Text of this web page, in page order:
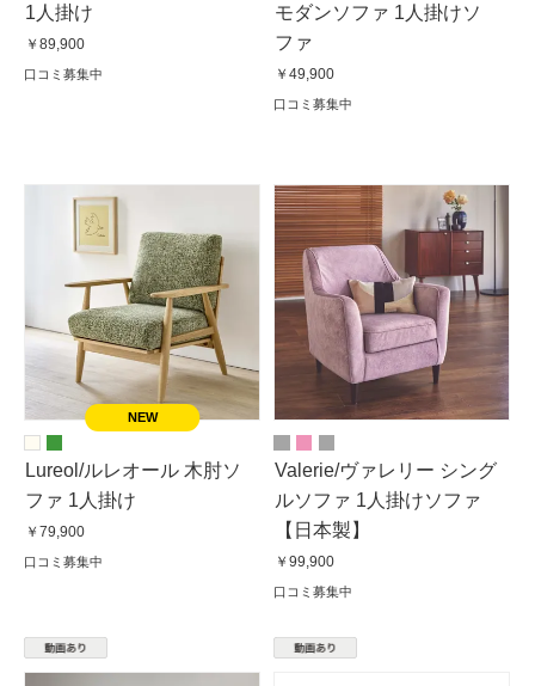
1人掛け
￥89,900
口コミ募集中
モダンソファ 1人掛けソ
ファ
￥49,900
口コミ募集中
Lureol/ルレオール 木肘ソ
ファ 1人掛け
￥79,900
口コミ募集中
Valerie/ヴァレリー シング
ルソファ 1人掛けソファ
【日本製】
￥99,900
口コミ募集中